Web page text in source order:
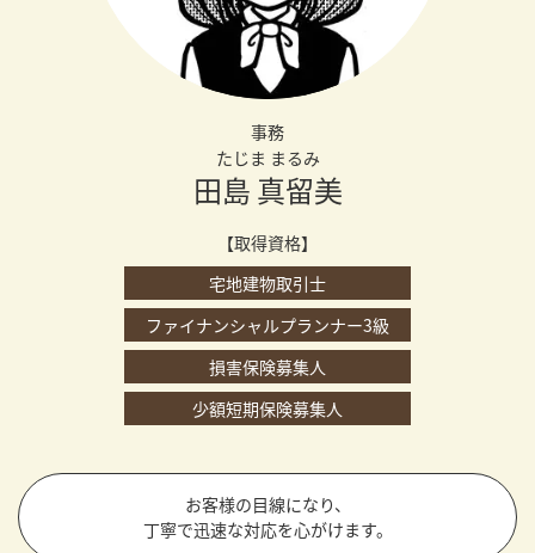
事務
たじま まるみ
田島 真留美
【取得資格】
宅地建物取引士
ファイナンシャルプランナー3級
損害保険募集人
少額短期保険募集人
お客様の目線になり、
丁寧で迅速な対応を心がけます。